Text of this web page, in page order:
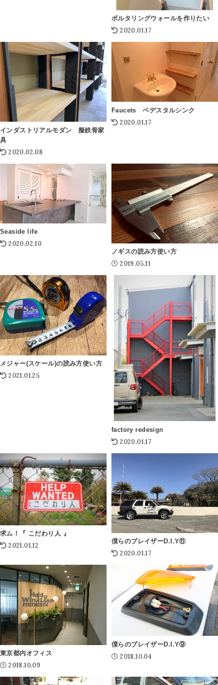
ボルタリングウォールを作りたい
2020.01.17
インダストリアルモダン 擬鉄骨家
具
2020.02.08
Faucets ペデスタルシンク
2020.01.17
Seaside life
2020.02.10
ノギスの読み方使い方
2019.05.11
メジャー(スケール)の読み方使い方
2021.01.25
factory redesign
2020.01.17
求ム！『 こだわり人 』
2021.01.12
僕らのブレイザーD.I.Y⑪
2020.01.17
東京都内オフィス
2018.10.09
僕らのブレイザーD.I.Y⑨
2018.10.04